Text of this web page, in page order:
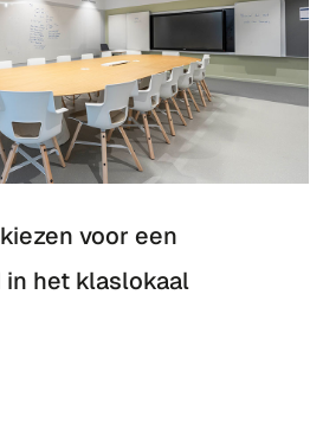
voor een
het klaslokaal